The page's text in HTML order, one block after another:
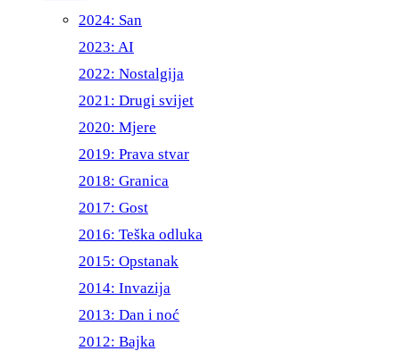
2024: San
2023: AI
2022: Nostalgija
2021: Drugi svijet
2020: Mjere
2019: Prava stvar
2018: Granica
2017: Gost
2016: Teška odluka
2015: Opstanak
2014: Invazija
2013: Dan i noć
2012: Bajka